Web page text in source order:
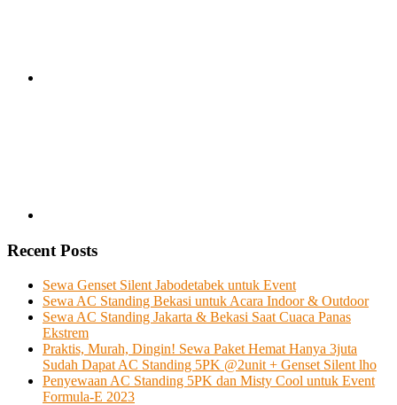
Recent Posts
Sewa Genset Silent Jabodetabek untuk Event
Sewa AC Standing Bekasi untuk Acara Indoor & Outdoor
Sewa AC Standing Jakarta & Bekasi Saat Cuaca Panas
Ekstrem
Praktis, Murah, Dingin! Sewa Paket Hemat Hanya 3juta
Sudah Dapat AC Standing 5PK @2unit + Genset Silent lho
Penyewaan AC Standing 5PK dan Misty Cool untuk Event
Formula-E 2023